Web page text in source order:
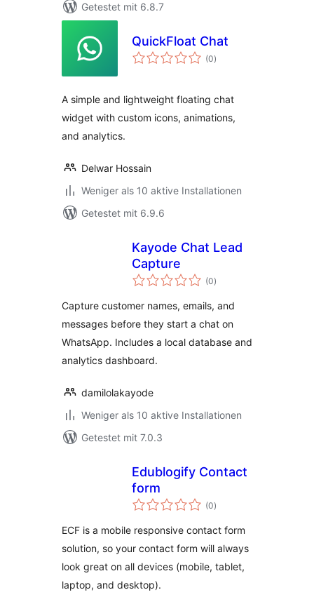
Getestet mit 6.8.7
QuickFloat Chat
(0Bewertungen
gesamt
)
A simple and lightweight floating chat
widget with custom icons, animations,
and analytics.
Delwar Hossain
Weniger als 10 aktive Installationen
Getestet mit 6.9.6
Kayode Chat Lead
Capture
(0Bewertungen
gesamt
)
Capture customer names, emails, and
messages before they start a chat on
WhatsApp. Includes a local database and
analytics dashboard.
damilolakayode
Weniger als 10 aktive Installationen
Getestet mit 7.0.3
Edublogify Contact
form
(0Bewertungen
gesamt
)
ECF is a mobile responsive contact form
solution, so your contact form will always
look great on all devices (mobile, tablet,
laptop, and desktop).